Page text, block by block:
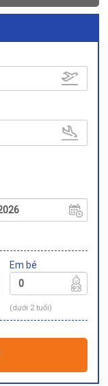
Em bé
(dưới 2 tuổi)